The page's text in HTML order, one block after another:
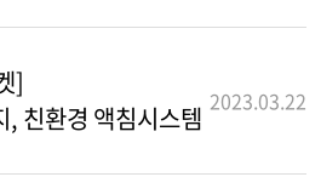
]
친환경 액침시스템 2023.03.22